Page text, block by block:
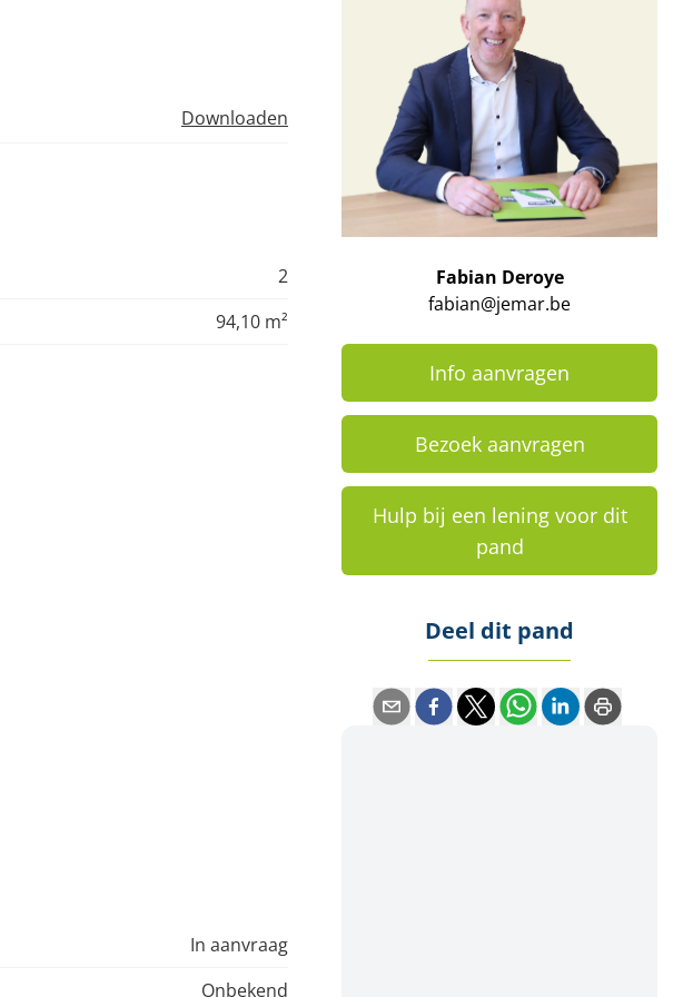
Downloaden
2
94,10 m²
In aanvraag
Onbekend
Fabian Deroye
fabian@jemar.be
Info aanvragen
Bezoek aanvragen
Hulp bij een lening voor dit
pand
Deel dit pand